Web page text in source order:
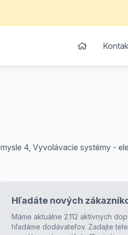
4, Vyvolávacie systémy -
Hľadáte nových
Máme aktuálne 2.112 aktívnych
hľadáme dodávateľov. Zadajte